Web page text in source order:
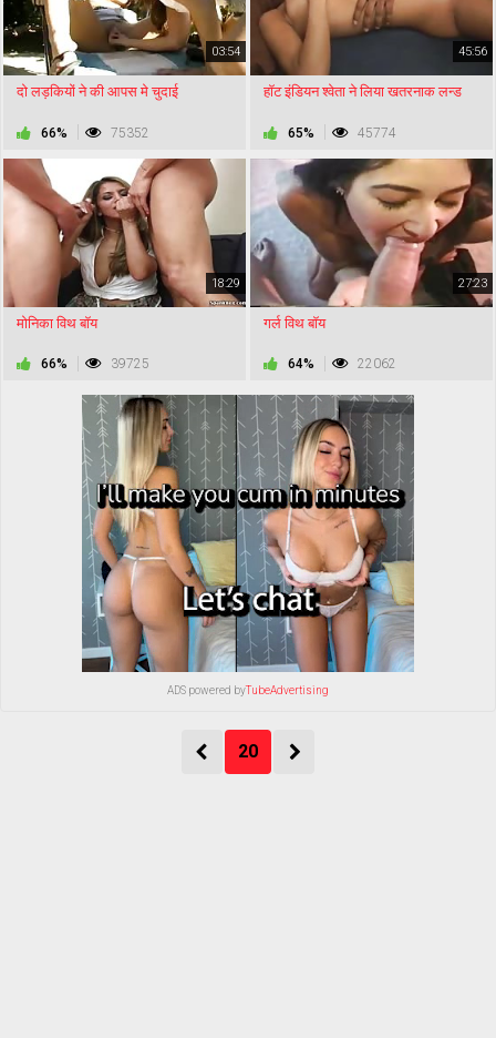
03:54
दो लड़कियों ने की आपस मे चुदाई
66% 75352
45:56
हॉट इंडियन श्वेता ने लिया खतरनाक लन्ड
65% 45774
18:29
मोनिका विथ बॉय
66% 39725
27:23
गर्ल विथ बॉय
64% 22062
ADS powered byTubeAdvertising
20